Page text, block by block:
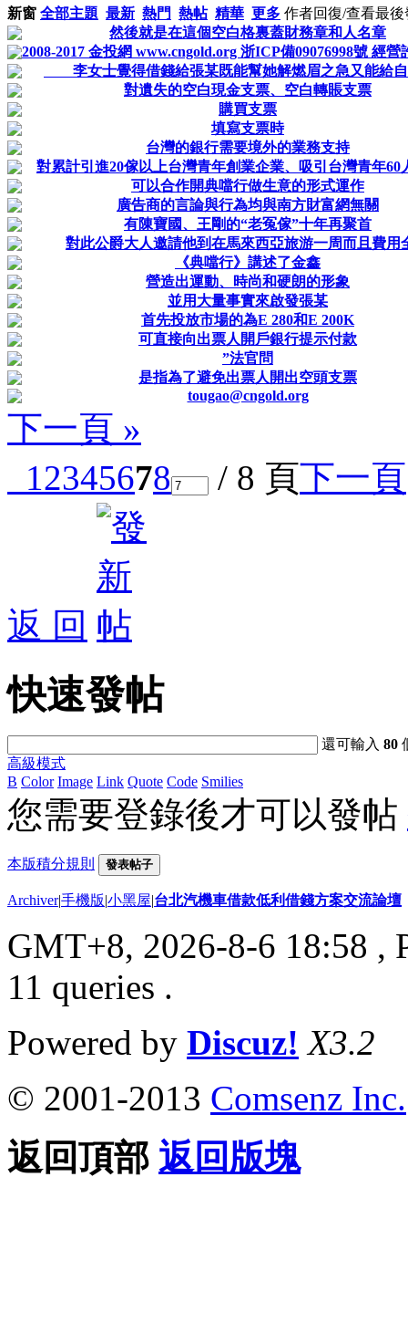
新窗 全部主題 最新 熱門 熱帖 精華 更多 作者回復/查看最後
然後就是在這個空白格裏蓋財務章和人名章
2008-2017 金投網 www.cngold.org 浙ICP備09076998號 經營
李女士覺得借錢給張某既能幫她解燃眉之急又能給
對遺失的空白現金支票、空白轉賬支票
購買支票
填寫支票時
台灣的銀行需要境外的業務支持
對累計引進20傢以上台灣青年創業企業、吸引台灣青年60
可以合作開典噹行做生意的形式運作
廣告商的言論與行為均與南方財富網無關
有陳寶國、王剛的“老冤傢”十年再聚首
對此公爵大人邀請他到在馬來西亞旅游一周而且費用
《典噹行》講述了金鑫
營造出運動、時尚和硬朗的形象
並用大量事實來啟發張某
首先投放市場的為E 280和E 200K
可直接向出票人開戶銀行提示付款
”法官問
是指為了避免出票人開出空頭支票
tougao@cngold.org
下一頁 »
12345678 / 8 頁下一頁
返 回
快速發帖
還可輸入80
高級模式
B Color Image Link Quote Code Smilies
您需要登錄後才可以發帖
本版積分規則 發表帖子
Archiver|手機版|小黑屋|台北汽機車借款低利借錢方案交流論壇
GMT+8, 2026-8-6 18:58 ,
11 queries .
Powered by Discuz! X3.2
© 2001-2013 Comsenz Inc.
返回頂部 返回版塊